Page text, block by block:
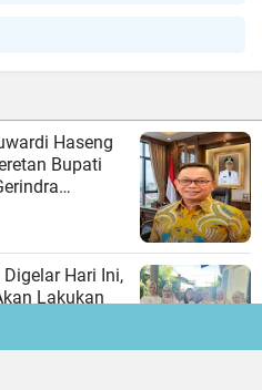
Haseng
Bupati
Hari Ini,
Lakukan
Diantaranya